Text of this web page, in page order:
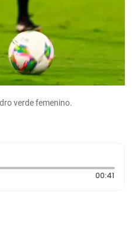
verde femenino.
00:41